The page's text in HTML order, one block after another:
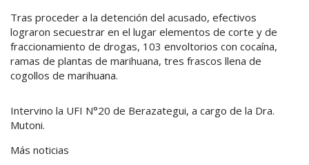
Tras proceder a la detención del acusado, efectivos
lograron secuestrar en el lugar elementos de corte y de
fraccionamiento de drogas, 103 envoltorios con cocaína,
ramas de plantas de marihuana, tres frascos llena de
cogollos de marihuana.
Intervino la UFI N°20 de Berazategui, a cargo de la Dra.
Mutoni.
Más noticias